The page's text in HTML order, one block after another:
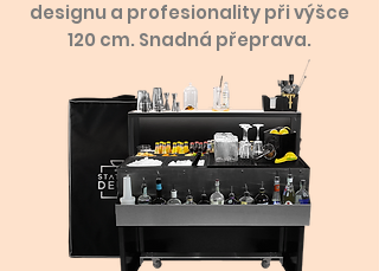
designu a profesionality při výšce
120 cm. Snadná přeprava.